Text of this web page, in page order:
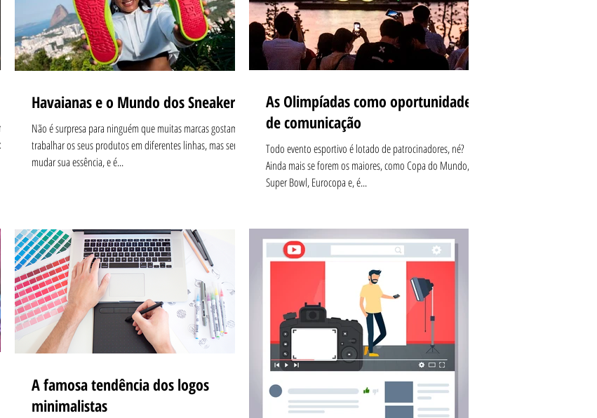
Havaianas e o Mundo dos Sneakers
Não é surpresa para ninguém que muitas marcas gostam de
trabalhar os seus produtos em diferentes linhas, mas sem
mudar sua essência, e é...
As Olimpíadas como oportunidade
de comunicação
Todo evento esportivo é lotado de patrocinadores, né?
Ainda mais se forem os maiores, como Copa do Mundo,
Super Bowl, Eurocopa e, é...
A famosa tendência dos logos
minimalistas